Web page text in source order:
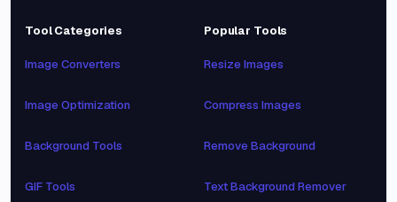
Tool Categories
Image Converters
Image Optimization
Background Tools
GIF Tools
Popular Tools
Resize Images
Compress Images
Remove Background
Text Background Remover